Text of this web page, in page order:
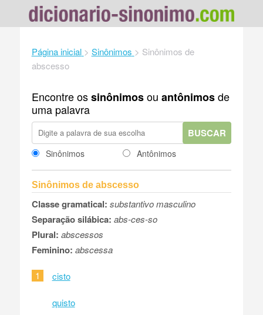
Página inicial > Sinônimos > Sinônimos de
abscesso
Encontre ossinônimosou antônimosde
uma palavra
BUSCAR
Sinônimos Antônimos
Sinônimos de abscesso
Classe gramatical: substantivo masculino
Separação silábica: abs-ces-so
Plural: abscessos
Feminino: abscessa
1 cisto
quisto